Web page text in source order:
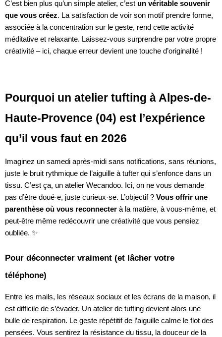
C’est bien plus qu’un simple atelier, c’est un véritable souvenir
que vous créez. La satisfaction de voir son motif prendre forme,
associée à la concentration sur le geste, rend cette activité
méditative et relaxante. Laissez-vous surprendre par votre propre
créativité – ici, chaque erreur devient une touche d’originalité !
Pourquoi un atelier tufting à Alpes-de-
Haute-Provence (04) est l’expérience
qu’il vous faut en 2026
Imaginez un samedi après-midi sans notifications, sans réunions,
juste le bruit rythmique de l’aiguille à tufter qui s’enfonce dans un
tissu. C’est ça, un atelier Wecandoo. Ici, on ne vous demande
pas d’être doué·e, juste curieux·se. L’objectif ? Vous offrir une
parenthèse où vous reconnecter à la matière, à vous-même, et
peut-être même redécouvrir une créativité que vous pensiez
oubliée. ✨
Pour déconnecter vraiment (et lâcher votre
téléphone)
Entre les mails, les réseaux sociaux et les écrans de la maison, il
est difficile de s’évader. Un atelier de tufting devient alors une
bulle de respiration. Le geste répétitif de l’aiguille calme le flot des
pensées. Vous sentirez la résistance du tissu, la douceur de la